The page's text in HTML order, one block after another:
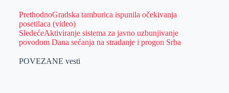
PrethodnoGradska tamburica ispunila očekivanja
posetilaca (video)
SledećeAktiviranje sistema za javno uzbunjivanje
povodom Dana sećanja na stradanje i progon Srba
POVEZANE vesti